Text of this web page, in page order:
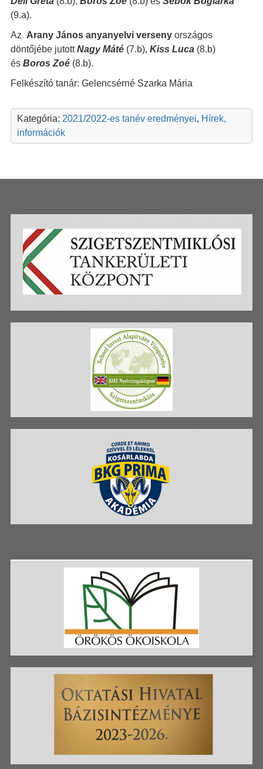
(9.a).
Az Arany János anyanyelvi versenyországos
döntőjébe jutottNagy Máté(7.b), Kiss Luca(8.b)
és Boros Zoé(8.b).
Felkészító tanár: Gelencsérné Szarka Mária
Kategória: 2021/2022-es tanév eredményei, Hírek,
információk